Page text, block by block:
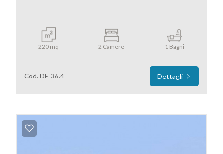
220 mq 2 Camere 1 Bagni
Cod. DE_36.4 Dettagli